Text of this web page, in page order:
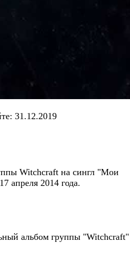
31.12.2019
Witchcraft на сингл "Мои
апреля 2014 года.
альбом группы "Witchcraft"